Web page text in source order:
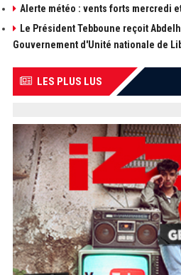
Alerte météo : vents forts mercredi
Le Président Tebboune reçoit
Gouvernement d'Unité nationale de
LES PLUS LUS